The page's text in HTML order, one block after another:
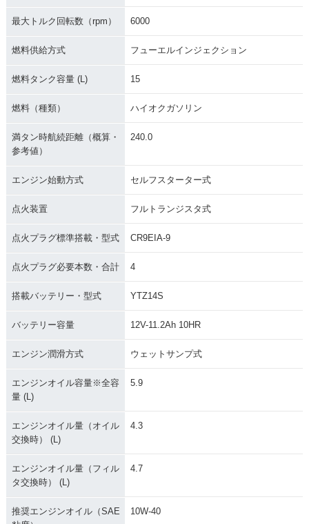
最大トルク回転数（rpm） 6000
燃料供給方式 フューエルインジェクション
燃料タンク容量 (L) 15
燃料（種類） ハイオクガソリン
満タン時航続距離（概算・
参考値）
240.0
エンジン始動方式 セルフスターター式
点火装置 フルトランジスタ式
点火プラグ標準搭載・型式 CR9EIA-9
点火プラグ必要本数・合計 4
搭載バッテリー・型式 YTZ14S
バッテリー容量 12V-11.2Ah 10HR
エンジン潤滑方式 ウェットサンプ式
エンジンオイル容量※全容
量 (L)
5.9
エンジンオイル量（オイル
交換時） (L)
4.3
エンジンオイル量（フィル
タ交換時） (L)
4.7
推奨エンジンオイル（SAE
10W-40